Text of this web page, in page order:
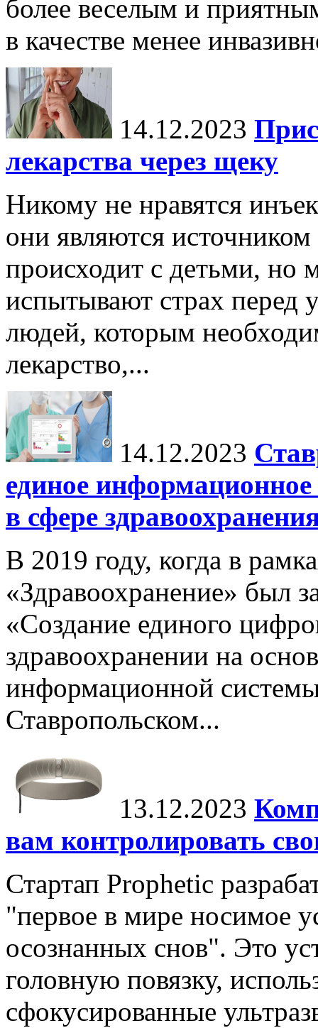
более веселым и
в качестве менее
14.12.2023
лекарства через щеку
Никому не нравятся
они являются
происходит с детьми, но
испытывают страх перед
людей, которым
лекарство,...
14.12.2023
единое
в сфере
В 2019 году, когда в
«Здравоохранение» был
«Создание единого
здравоохранении на
информационной
Ставропольском...
13.12.2023
вам контролировать
Стартап Prophetic
"первое в мире носимое
осознанных снов". Это
головную повязку,
сфокусированные